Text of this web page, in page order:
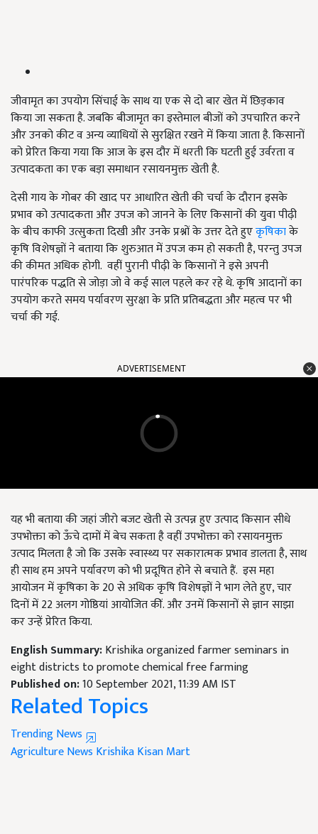
जीवामृत का उपयोग सिंचाई के साथ या एक से दो बार खेत में छिड़काव
किया जा सकता है. जबकि बीजामृत का इस्तेमाल बीजों को उपचारित करने
और उनको कीट व अन्य व्याधियों से सुरक्षित रखने में किया जाता है. किसानों
को प्रेरित किया गया कि आज के इस दौर में धरती कि घटती हुई उर्वरता व
उत्पादकता का एक बड़ा समाधान रसायनमुक्त खेती है.
देसी गाय के गोबर की खाद पर आधारित खेती की चर्चा के दौरान इसके
प्रभाव को उत्पादकता और उपज को जानने के लिए किसानों की युवा पीढ़ी
के बीच काफी उत्सुकता दिखी और उनके प्रश्नों के उत्तर देते हुएकृषिकाके
कृषि विशेषज्ञों ने बताया कि शुरुआत में उपज कम हो सकती है, परन्तु उपज
की कीमत अधिक होगी. वहीं पुरानी पीढ़ी के किसानों ने इसे अपनी
पारंपरिक पद्धति से जोड़ा जो वे कई साल पहले कर रहे थे. कृषि आदानों का
उपयोग करते समय पर्यावरण सुरक्षा के प्रति प्रतिबद्धता और महत्व पर भी
चर्चा की गई.
ADVERTISEMENT
यह भी बताया की जहां जीरो बजट खेती से उत्पन्न हुए उत्पाद किसान सीधे
उपभोक्ता को ऊँचे दामों में बेच सकता है वहीं उपभोक्ता को रसायनमुक्त
उत्पाद मिलता है जो कि उसके स्वास्थ्य पर सकारात्मक प्रभाव डालता है, साथ
ही साथ हम अपने पर्यावरण को भी प्रदूषित होने से बचाते हैं. इस महा
आयोजन में कृषिका के 20 से अधिक कृषि विशेषज्ञों ने भाग लेते हुए, चार
दिनों में 22 अलग गोष्ठियां आयोजित कीं. और उनमें किसानों से ज्ञान साझा
कर उन्हें प्रेरित किया.
English Summary:Krishika organized farmer seminars in
eight districts to promote chemical free farming
Published on:10 September 2021, 11:39 AM IST
Related Topics
Trending News
Agriculture News Krishika Kisan Mart